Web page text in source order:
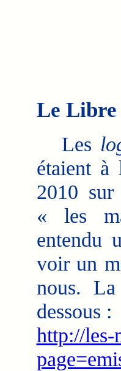
Le Libre
Les
étaient à
2010
« les
entendu
voir un
nous.
dessous :
http://les-